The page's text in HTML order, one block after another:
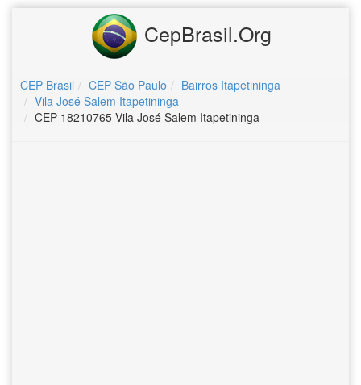
CepBrasil.Org
CEP Brasil CEP São Paulo
Bairros Itapetininga
Vila José Salem Itapetininga
CEP 18210765 Vila José Salem Itapetininga